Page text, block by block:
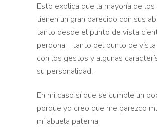
Esto explica que la mayoría de los
tienen un gran parecido con sus
tanto desde el punto de vista
perdona… tanto del punto de
con los gestos y algunas
su personalidad.
En mi caso sí que se cumple un
porque yo creo que me parezco
mi abuela paterna.